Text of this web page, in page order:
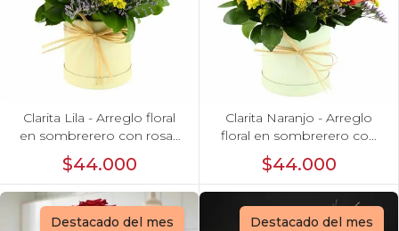
Clarita Lila - Arreglo floral
en sombrerero con rosas
lila, limonium y vara de oro
$44.000
Clarita Naranjo - Arreglo
floral en sombrerero con
rosas naranjo, limonium y
vara de oro
$44.000
Destacado del mes Destacado del mes